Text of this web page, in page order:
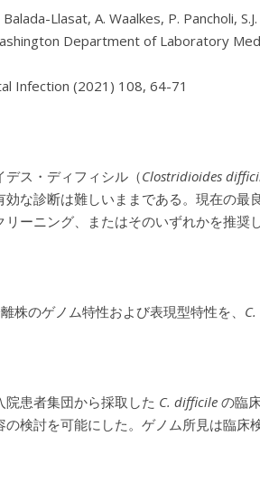
Balada-Llasat, A. Waalkes, P. Pancholi,
Department of Laboratory
Infection (2021) 108, 64-71
デス・ディフィシル（Clostridioides
効な診断は難しいままである。現在の
リーニング、またはそのいずれかを推
株のゲノム特性および表現型特性を、
院患者集団から採取した C. difficile の臨
検討を可能にした。ゲノム所見は臨床